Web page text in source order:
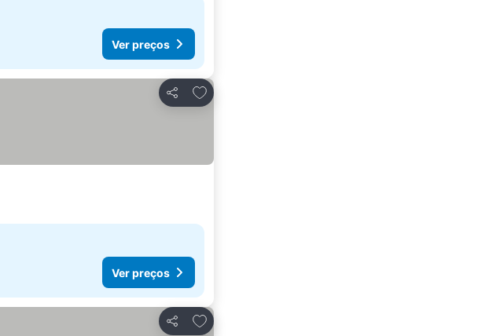
Ver preços
Partilhar
Adicionar aos favoritos
Ver preços
Partilhar
Adicionar aos favoritos